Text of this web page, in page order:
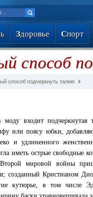
Здоровье Спорт
способ
способ подчеркнуть талию
моду входит подчеркнутая
или поясу юбки,
и удлиненного
иметь острые свободные
мировой войны
созданный Кристианом
кутюрье, в том числе